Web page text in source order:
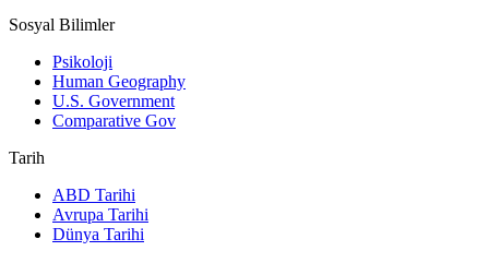
Sosyal Bilimler
Psikoloji
Human Geography
U.S. Government
Comparative Gov
Tarih
ABD Tarihi
Avrupa Tarihi
Dünya Tarihi